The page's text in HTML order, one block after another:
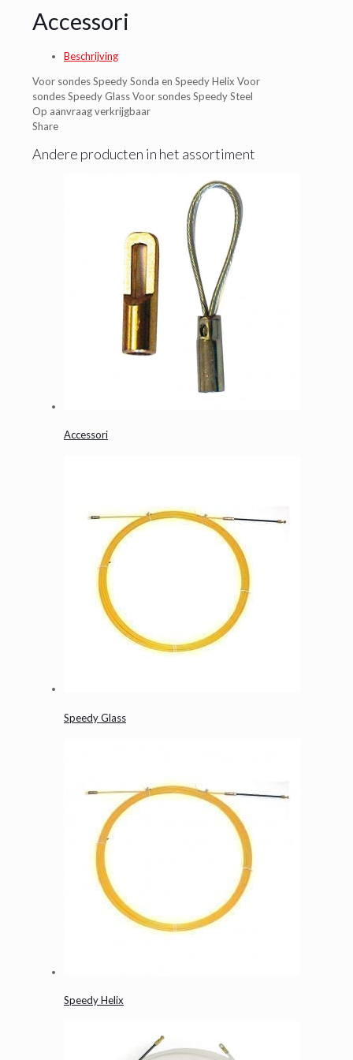
Accessori
Beschrijving
Voor sondes Speedy Sonda en Speedy Helix Voor
sondes Speedy Glass Voor sondes Speedy Steel
Op aanvraag verkrijgbaar
Share
Andere producten in het assortiment
Accessori
Speedy Glass
Speedy Helix